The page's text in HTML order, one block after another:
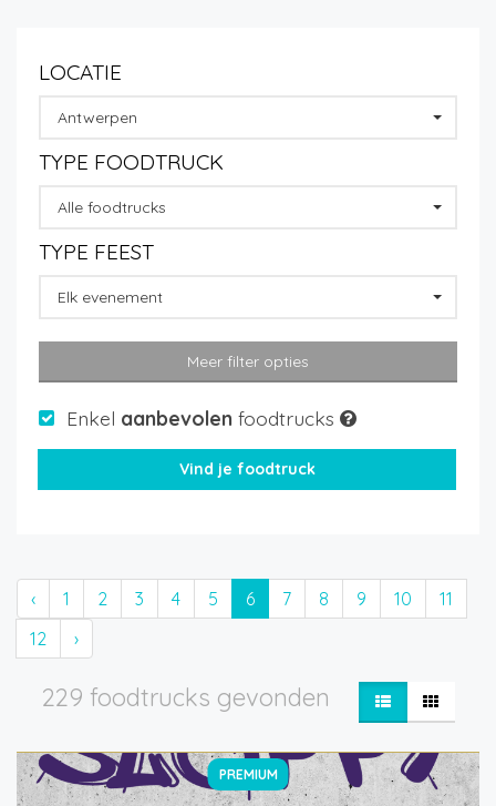
LOCATIE
Antwerpen
TYPE FOODTRUCK
Alle foodtrucks
TYPE FEEST
Elk evenement
Meer filter opties
Enkel aanbevolen foodtrucks
‹ 1 2 3 4 5 6 7 8 9 10
11
12
›
229 foodtrucks gevonden
PREMIUM